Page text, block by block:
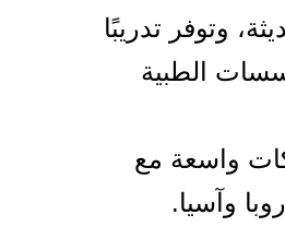
وتوفر تدريبًا
الطبية
واسعة مع
وآسيا.